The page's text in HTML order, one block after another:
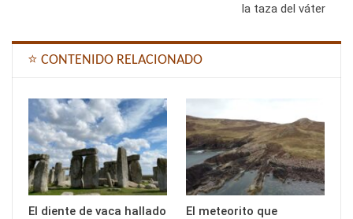
la taza del váter
⭐ CONTENIDO RELACIONADO
El diente de vaca hallado
El meteorito que